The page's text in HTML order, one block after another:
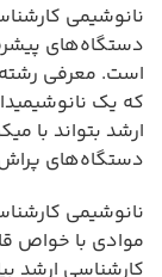
نانوشیمی
دستگاه‌های
است. معرفی
که یک
ارشد بتواند با
دستگاه‌های
نانوشیمی
موادی با خواص
کارشناسی ارشد